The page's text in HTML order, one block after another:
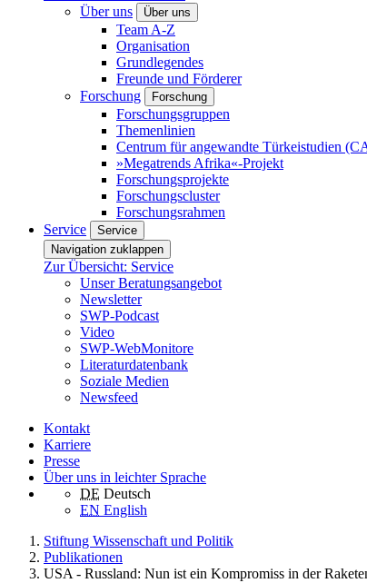
Über uns
Über uns
Team A-Z
Organisation
Grundlegendes
Freunde und Förderer
Forschung
Forschung
Forschungsgruppen
Themenlinien
Centrum für angewandte Türkeistudien
»Megatrends Afrika«-Projekt
Forschungsprojekte
Forschungscluster
Forschungsrahmen
Service
Service
Navigation zuklappen
Zur Übersicht: Service
Unser Beratungsangebot
Newsletter
SWP-Podcast
Video
SWP-WebMonitore
Literaturdatenbank
Soziale Medien
Newsfeed
Kontakt
Karriere
Presse
Über uns in leichter Sprache
DE Deutsch
EN English
Stiftung Wissenschaft und Politik
Publikationen
USA - Russland: Nun ist ein Kompromiss in der